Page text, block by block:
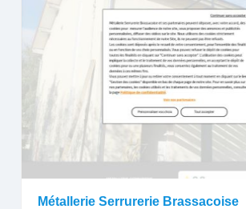
Métallerie Serrurerie Brassacoise